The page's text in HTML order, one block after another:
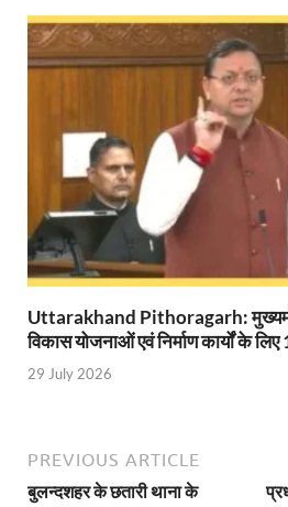
Shri Krishna
आईएसबीटी-मसूरी
India AI Impact
सीएम धामी
UP Budget 2026-
Bullet Train
UP Budget
Uttarakhand Pithoragarh:
विकास योजनाओं एवं निर्माण कार्यों के
29 July 2026
PREVIOUS ARTICLE
बुलन्दशहर के छतारी थाना के